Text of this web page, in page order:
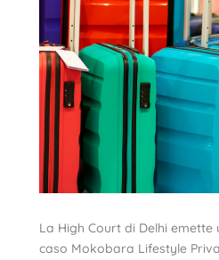
La High Court di Delhi emette
caso Mokobara Lifestyle